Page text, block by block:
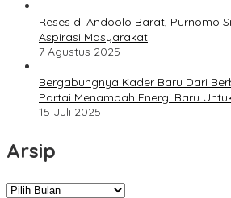
Reses di Andoolo Barat, Purnomo
Aspirasi Masyarakat
7 Agustus 2025
Bergabungnya Kader Baru Dari
Partai Menambah Energi Baru
15 Juli 2025
Arsip
Arsip